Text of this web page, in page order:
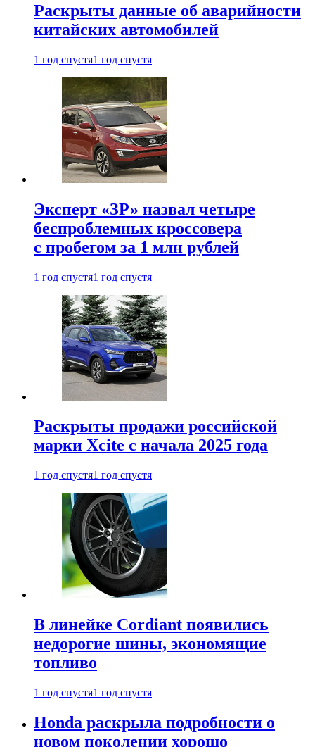
Раскрыты данные об аварийности
китайских автомобилей
1 год спустя1 год спустя
Эксперт «ЗР» назвал четыре
беспроблемных кроссовера
с пробегом за 1 млн рублей
1 год спустя1 год спустя
Раскрыты продажи российской
марки Xcite с начала 2025 года
1 год спустя1 год спустя
В линейке Cordiant появились
недорогие шины, экономящие
топливо
1 год спустя1 год спустя
Honda раскрыла подробности о
новом поколении хорошо